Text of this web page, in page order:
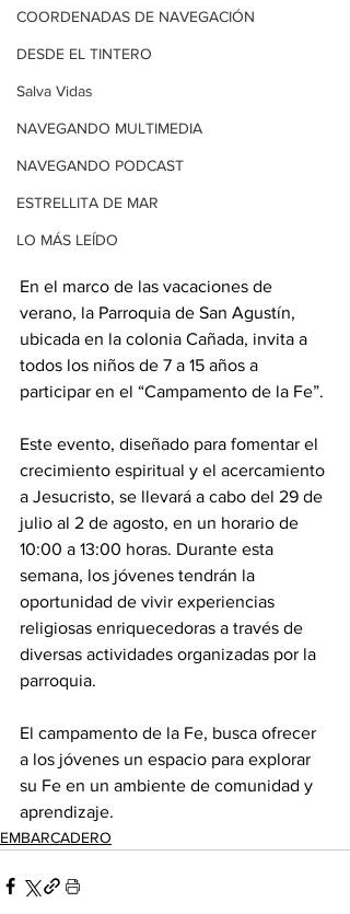
COORDENADAS DE NAVEGACIÓN
DESDE EL TINTERO
Salva Vidas
NAVEGANDO MULTIMEDIA
NAVEGANDO PODCAST
ESTRELLITA DE MAR
LO MÁS LEÍDO
En el marco de las vacaciones de
verano, la Parroquia de San Agustín,
ubicada en la colonia Cañada, invita a
todos los niños de 7 a 15 años a
participar en el “Campamento de la Fe”.
Este evento, diseñado para fomentar el
crecimiento espiritual y el acercamiento
a Jesucristo, se llevará a cabo del 29 de
julio al 2 de agosto, en un horario de
10:00 a 13:00 horas. Durante esta
semana, los jóvenes tendrán la
oportunidad de vivir experiencias
religiosas enriquecedoras a través de
diversas actividades organizadas por la
parroquia.
El campamento de la Fe, busca ofrecer
a los jóvenes un espacio para explorar
su Fe en un ambiente de comunidad y
aprendizaje.
EMBARCADERO